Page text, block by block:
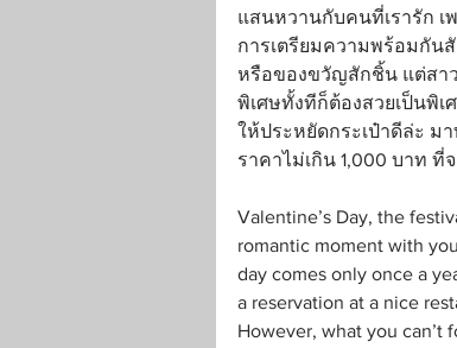
แสนหวานกับคนที่เรารัก
การเตรียมความพร้อมกัน
หรือของขวัญสักชิ้น แต่สาว
พิเศษทั้งทีก็ต้องสวยเป็นพิเ
ให้ประหยัดกระเป๋าดีล่ะ
ราคาไม่เกิน 1,000 บาท ที่
Valentine’s Day, the
romantic moment with
day comes only once a
a reservation at a nice
However, what you can’t